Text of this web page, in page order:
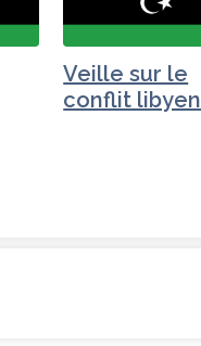
Veille sur le
conflit libyen